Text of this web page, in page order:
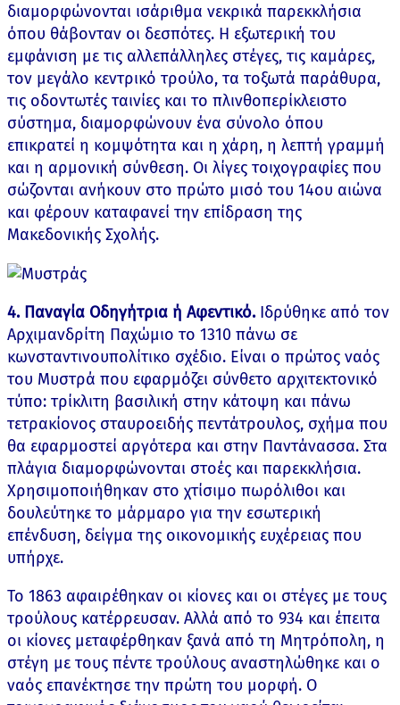
διαμορφώνονται ισάριθμα νεκρικά παρεκκλήσια
όπου θάβονταν οι δεσπότες. Η εξωτερική του
εμφάνιση με τις αλλεπάλληλες στέγες, τις καμάρες,
τον μεγάλο κεντρικό τρούλο, τα τοξωτά παράθυρα,
τις οδοντωτές ταινίες και το πλινθοπερίκλειστο
σύστημα, διαμορφώνουν ένα σύνολο όπου
επικρατεί η κομψότητα και η χάρη, η λεπτή γραμμή
και η αρμονική σύνθεση. Οι λίγες τοιχογραφίες που
σώζονται ανήκουν στο πρώτο μισό του 14ου αιώνα
και φέρουν καταφανεί την επίδραση της
Μακεδονικής Σχολής.
4. Παναγία Οδηγήτρια ή Αφεντικό.Ιδρύθηκε από τον
Αρχιμανδρίτη Παχώμιο το 1310 πάνω σε
κωνσταντινουπολίτικο σχέδιο. Είναι ο πρώτος ναός
του Μυστρά που εφαρμόζει σύνθετο αρχιτεκτονικό
τύπο: τρίκλιτη βασιλική στην κάτοψη και πάνω
τετρακίονος σταυροειδής πεντάτρουλος, σχήμα που
θα εφαρμοστεί αργότερα και στην Παντάνασσα. Στα
πλάγια διαμορφώνονται στοές και παρεκκλήσια.
Χρησιμοποιήθηκαν στο χτίσιμο πωρόλιθοι και
δουλεύτηκε το μάρμαρο για την εσωτερική
επένδυση, δείγμα της οικονομικής ευχέρειας που
υπήρχε.
Το 1863 αφαιρέθηκαν οι κίονες και οι στέγες με τους
τρούλους κατέρρευσαν. Αλλά από το 934 και έπειτα
οι κίονες μεταφέρθηκαν ξανά από τη Μητρόπολη, η
στέγη με τους πέντε τρούλους αναστηλώθηκε και ο
ναός επανέκτησε την πρώτη του μορφή. Ο